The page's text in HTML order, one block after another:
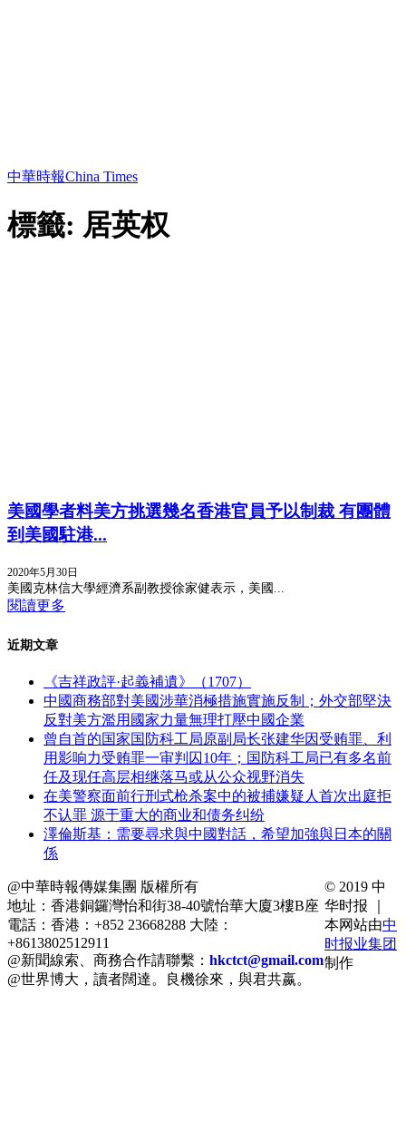
中華時報China Times
標籤: 居英权
美國學者料美方挑選幾名香港官員予以制裁 有團體
到美國駐港...
2020年5月30日
美國克林信大學經濟系副教授徐家健表示，美國...
閱讀更多
近期文章
《吉祥政評·起義補遺》（1707）
中國商務部對美國涉華消極措施實施反制；外交部堅決
反對美方濫用國家力量無理打壓中國企業
曾自首的国家国防科工局原副局长张建华因受贿罪、利
用影响力受贿罪一审判囚10年；国防科工局已有多名前
任及现任高层相继落马或从公众视野消失
在美警察面前行刑式枪杀案中的被捕嫌疑人首次出庭拒
不认罪 源于重大的商业和债务纠纷
澤倫斯基：需要尋求與中國對話，希望加強與日本的關
係
@中華時報傳媒集團 版權所有
地址：香港銅鑼灣怡和街38-40號怡華大廈3樓B座
電話：香港：+852 23668288 大陸：
+8613802512911
@新聞線索、商務合作請聯繫： hkctct@gmail.com
@世界博大，讀者闊達。良機徐來，與君共嬴。
© 2019 中
华时报 ｜
本网站由中
时报业集团
制作